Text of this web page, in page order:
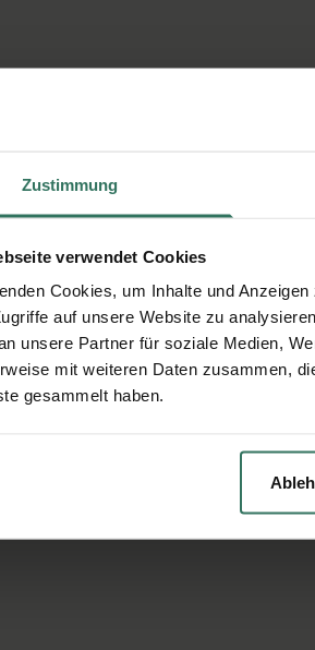
Zustimmung
verwendet Cookies
Cookies, um Inhalte und
auf unsere Website zu
unsere Partner für soziale Medien,
mit weiteren Daten zusammen,
gesammelt haben.